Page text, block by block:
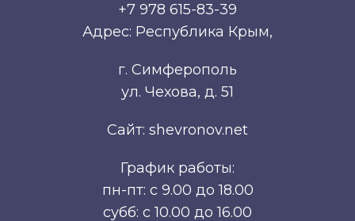
+7 978 615-83-39
Адрес: Республика Крым,
г. Симферополь
ул. Чехова, д. 51
Сайт: shevronov.net
График работы:
пн-пт: с 9.00 до 18.00
субб: с 10.00 до 16.00